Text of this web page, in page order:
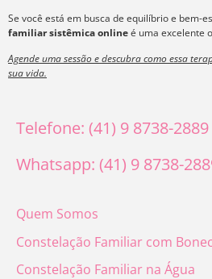
Se você está em busca de equilíbrio e bem-
familiar sistêmica onlineé uma excelente
Agende uma sessão e descubra como essa
sua vida.
Telefone: (41) 9 8738-2889
Whatsapp: (41) 9 8738-
Quem Somos
Constelação Familiar com
Constelação Familiar na Água